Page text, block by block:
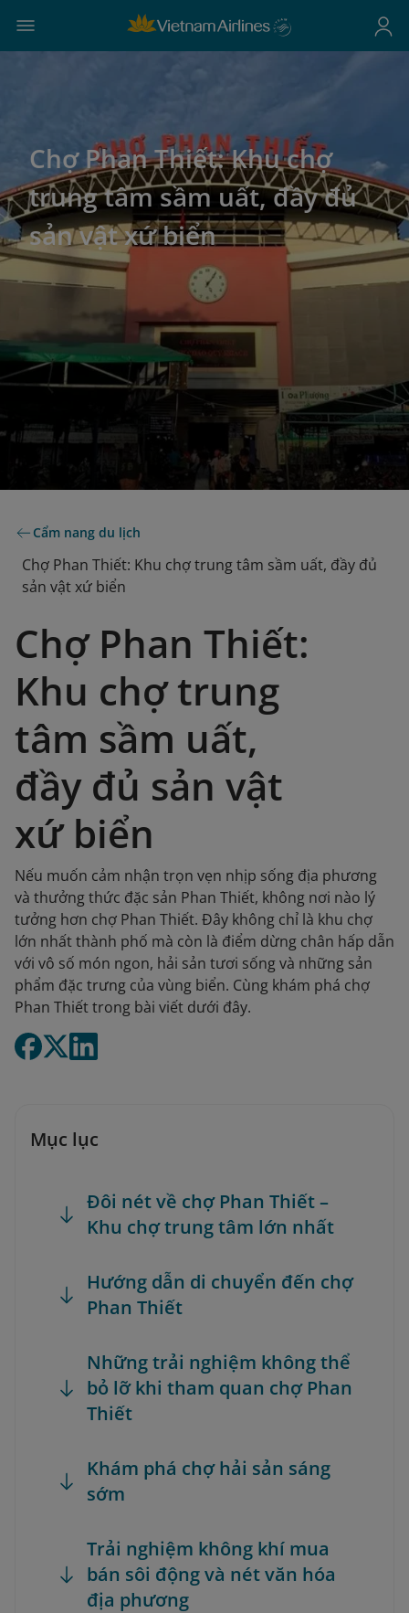
Chợ Phan Thiết: Khu chợ
trung tâm sầm uất, đầy đủ
sản vật xứ biển
Cẩm nang du lịch
Chợ Phan Thiết: Khu chợ trung tâm sầm uất, đầy đủ
sản vật xứ biển
Chợ Phan Thiết:
Khu chợ trung
tâm sầm uất,
đầy đủ sản vật
xứ biển
Nếu muốn cảm nhận trọn vẹn nhịp sống địa phương
và thưởng thức đặc sản Phan Thiết, không nơi nào lý
tưởng hơn chợ Phan Thiết. Đây không chỉ là khu chợ
lớn nhất thành phố mà còn là điểm dừng chân hấp dẫn
với vô số món ngon, hải sản tươi sống và những sản
phẩm đặc trưng của vùng biển. Cùng khám phá chợ
Phan Thiết trong bài viết dưới đây.
Mục lục
Đôi nét về chợ Phan Thiết –
Khu chợ trung tâm lớn nhất
Hướng dẫn di chuyển đến chợ
Phan Thiết
Những trải nghiệm không thể
bỏ lỡ khi tham quan chợ Phan
Thiết
Khám phá chợ hải sản sáng
sớm
Trải nghiệm không khí mua
bán sôi động và nét văn hóa
địa phương